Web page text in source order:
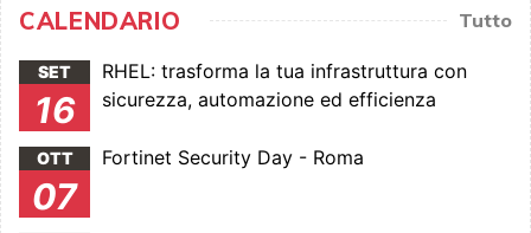
CALENDARIO Tutto
SET
16
RHEL: trasforma la tua infrastruttura con
sicurezza, automazione ed efficienza
OTT
07
Fortinet Security Day - Roma